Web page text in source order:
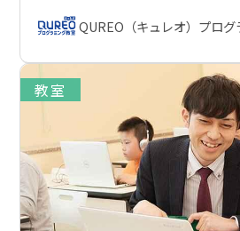
QUREO（キュレオ）プログ
教室